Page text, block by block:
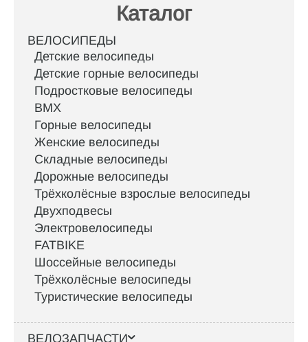
Каталог
ВЕЛОСИПЕДЫ
Детские велосипеды
Детские горные велосипеды
Подростковые велосипеды
BMX
Горные велосипеды
Женские велосипеды
Складные велосипеды
Дорожные велосипеды
Трёхколёсные взрослые велосипеды
Двухподвесы
Электровелосипеды
FATBIKE
Шоссейные велосипеды
Трёхколёсные велосипеды
Туристические велосипеды
ВЕЛОЗАПЧАСТИ